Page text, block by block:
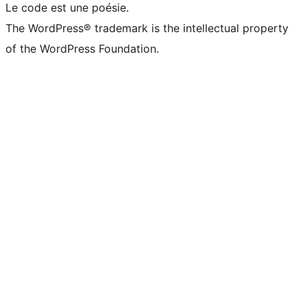
Le code est une poésie.
The WordPress® trademark is the intellectual property
of the WordPress Foundation.